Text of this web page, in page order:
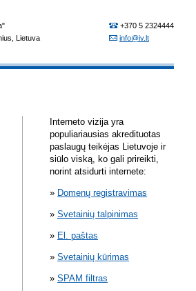
Interneto vizija yra
populiariausias akredituotas
paslaugų teikėjas Lietuvoje ir
siūlo viską, ko gali prireikti,
norint atsidurti internete:
Domenų registravimas
Svetainių talpinimas
El. paštas
Svetainių kūrimas
SPAM filtras